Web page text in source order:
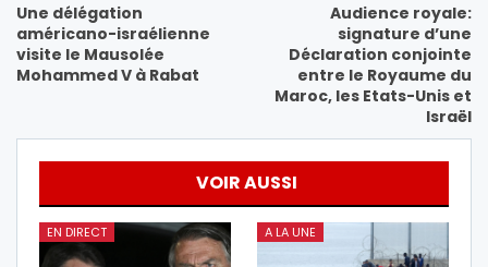
Une délégation
américano-israélienne
visite le Mausolée
Mohammed V à Rabat
Audience royale:
signature d’une
Déclaration conjointe
entre le Royaume du
Maroc, les Etats-Unis et
Israël
VOIR AUSSI
EN DIRECT A LA UNE